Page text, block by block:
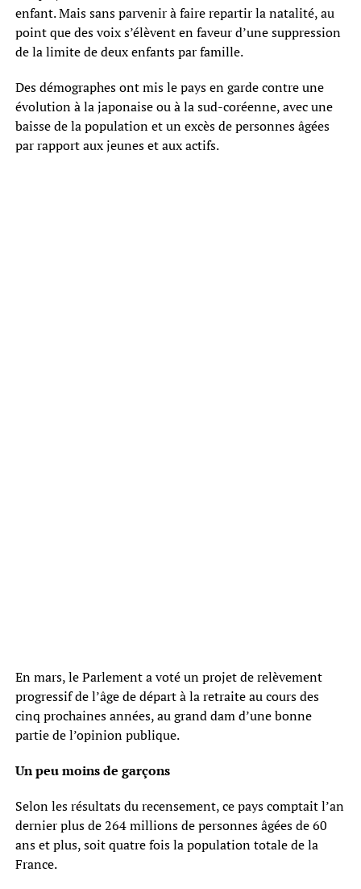
enfant. Mais sans parvenir à faire repartir la natalité, au
point que des voix s’élèvent en faveur d’une suppression
de la limite de deux enfants par famille.
Des démographes ont mis le pays en garde contre une
évolution à la japonaise ou à la sud-coréenne, avec une
baisse de la population et un excès de personnes âgées
par rapport aux jeunes et aux actifs.
En mars, le Parlement a voté un projet de relèvement
progressif de l’âge de départ à la retraite au cours des
cinq prochaines années, au grand dam d’une bonne
partie de l’opinion publique.
Un peu moins de garçons
Selon les résultats du recensement, ce pays comptait l’an
dernier plus de 264 millions de personnes âgées de 60
ans et plus, soit quatre fois la population totale de la
France.